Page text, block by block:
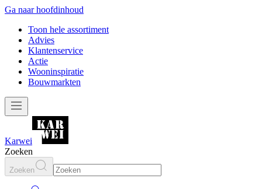
Ga naar hoofdinhoud
Toon hele assortiment
Advies
Klantenservice
Actie
Wooninspiratie
Bouwmarkten
Karwei
Zoeken
Zoeken